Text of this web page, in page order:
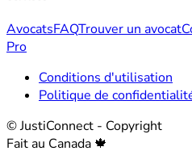
AvocatsFAQTrouver un avocat
Pro
Conditions d'utilisation
Politique de
© JustiConnect - Copyright
Fait au Canada 🍁